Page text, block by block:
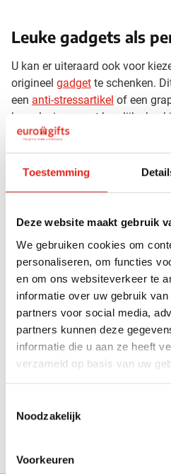
Toestemming
Deze website maakt gebruik
We gebruiken cookies om
personaliseren, om functies
en om ons websiteverkeer te
informatie over uw gebruik
partners voor social media,
partners kunnen deze
informatie die u aan ze heeft
verzameld op basis van uw
Noodzakelijk
Voorkeuren
Leuke gadgets als
U kan er uiteraard ook voor
origineel gadget te schenken.
een anti-stressartikel of een
hen plezieren met heerlijke
Ook dezegeschenken voor uw
naar wens laten bedrukken.
visibiliteit vergroten
Een laatste topper binnen de
bedrukte kledij.T-shirtszijn hier
ook sweaters,petten en
enkel product wordt immers zo
die we dragen. Door deze te
logo krijgt u meer visibiliteit en
maar al te graag gebruik van
Wilt u meer weten over onze
? Of kunnen we u
perfectepersoneelscadeau